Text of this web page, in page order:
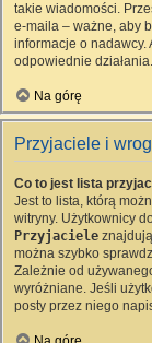
takie wiadomości.
e-maila – ważne, aby
informacje o nadawcy.
odpowiednie działania.
Na górę
Przyjaciele i
Co to jest lista
Jest to lista, którą
witryny. Użytkownicy
Przyjaciele
można szybko
Zależnie od
wyróżniane. Jeśli
posty przez niego